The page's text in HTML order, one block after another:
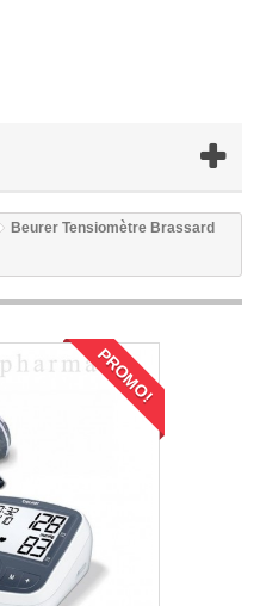
Beurer Tensiomètre Brassard
PROMO!